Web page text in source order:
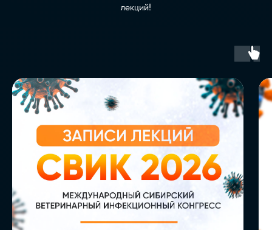
лекций!